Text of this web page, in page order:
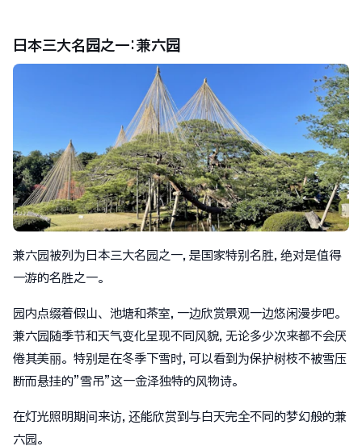
日本三大名园之一:兼六园
兼六园被列为日本三大名园之一,是国家特别名胜,绝对是值得
一游的名胜之一。
园内点缀着假山、池塘和茶室,一边欣赏景观一边悠闲漫步吧。
兼六园随季节和天气变化呈现不同风貌,无论多少次来都不会厌
倦其美丽。特别是在冬季下雪时,可以看到为保护树枝不被雪压
断而悬挂的"雪吊"这一金泽独特的风物诗。
在灯光照明期间来访,还能欣赏到与白天完全不同的梦幻般的兼
六园。